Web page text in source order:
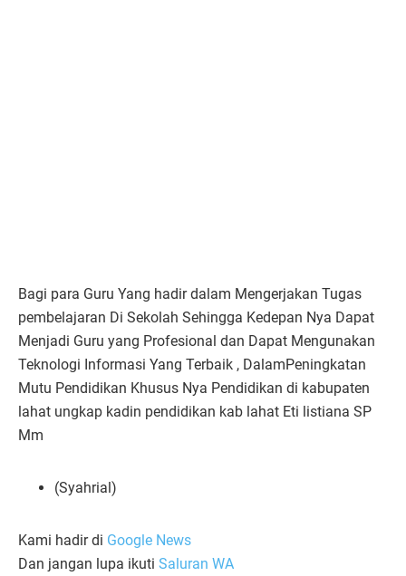
Bagi para Guru Yang hadir dalam Mengerjakan Tugas
pembelajaran Di Sekolah Sehingga Kedepan Nya Dapat
Menjadi Guru yang Profesional dan Dapat Mengunakan
Teknologi Informasi Yang Terbaik , DalamPeningkatan
Mutu Pendidikan Khusus Nya Pendidikan di kabupaten
lahat ungkap kadin pendidikan kab lahat Eti listiana SP
Mm
(Syahrial)
Kami hadir di Google News
Dan jangan lupa ikuti Saluran WA